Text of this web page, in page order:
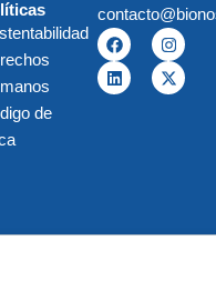
de
F
a
c
e
b
I
n
s
t
a
L
i
n
k
e
X
-
t
w
i
|